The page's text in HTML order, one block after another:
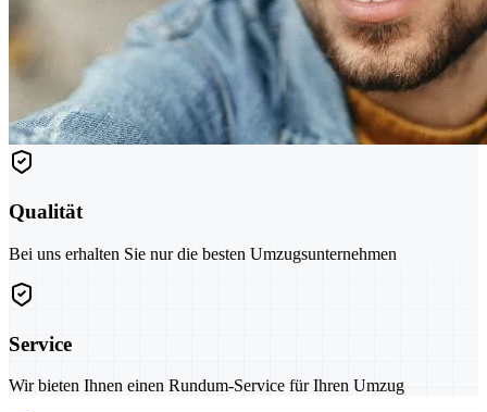
Qualität
Bei uns erhalten Sie nur die besten Umzugsunternehmen
Service
Wir bieten Ihnen einen Rundum-Service für Ihren Umzug